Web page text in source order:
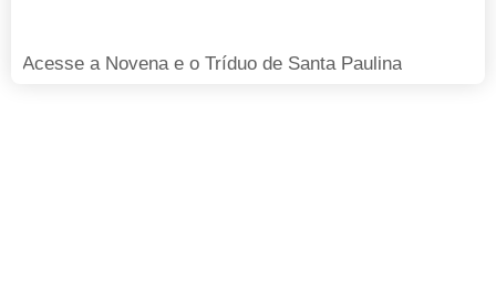
Acesse a Novena e o Tríduo de Santa Paulina